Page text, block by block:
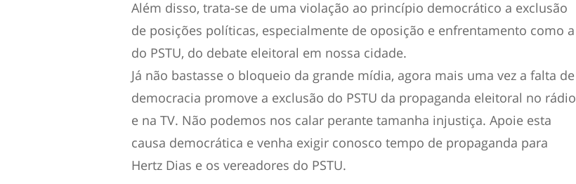
Além disso, trata-se de uma violação ao princípio democrático a exclusão
de posições políticas, especialmente de oposição e enfrentamento como a
do PSTU, do debate eleitoral em nossa cidade.
Já não bastasse o bloqueio da grande mídia, agora mais uma vez a falta de
democracia promove a exclusão do PSTU da propaganda eleitoral no rádio
e na TV. Não podemos nos calar perante tamanha injustiça. Apoie esta
causa democrática e venha exigir conosco tempo de propaganda para
Hertz Dias e os vereadores do PSTU.